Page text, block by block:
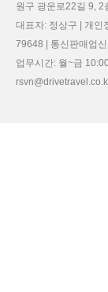
원구 광운로22길 9,
대표자: 정상구 | 개인
79648 | 통신판매업
업무시간: 월~금